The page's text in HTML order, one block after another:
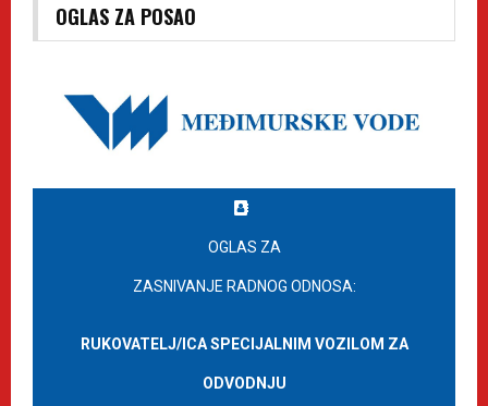
OGLAS ZA POSAO
OGLAS ZA
ZASNIVANJE RADNOG ODNOSA:
RUKOVATELJ/ICA SPECIJALNIM VOZILOM ZA
ODVODNJU